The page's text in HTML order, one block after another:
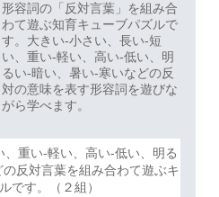
形容詞の「反対言葉」を組み合
わて遊ぶ知育キューブパズルで
す。大きい-小さい、長い-短
い、重い-軽い、高い-低い、明
るい-暗い、暑い-寒いなどの反
対の意味を表す形容詞を遊びな
がら学べます。
重い-軽い、高い-低い、明る
反対言葉を組み合わて遊ぶキ
です。（２組）